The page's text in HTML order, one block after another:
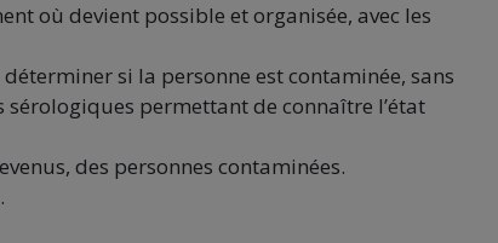
où devient possible et organisée, avec les
si la personne est contaminée, sans
permettant de connaître l’état
des personnes contaminées.